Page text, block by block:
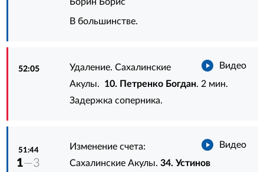
В большинстве.
52:05 Видео
Удаление. Сахалинские
Акулы. 10. Петренко Богдан. 2 мин.
Задержка соперника.
51:44
1—3
Видео
Изменение счета:
Сахалинские Акулы.34. Устинов